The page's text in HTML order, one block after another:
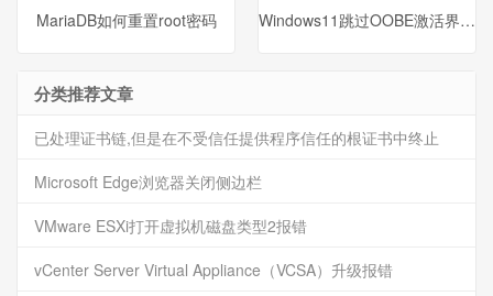
MariaDB如何重置root密码
Windows11跳过OOBE激活界面
分类推荐文章
已处理证书链,但是在不受信任提供程序信任的根证书中终止
Microsoft Edge浏览器关闭侧边栏
VMware ESXi打开虚拟机磁盘类型2报错
vCenter Server Virtual Appliance（VCSA）升级报错